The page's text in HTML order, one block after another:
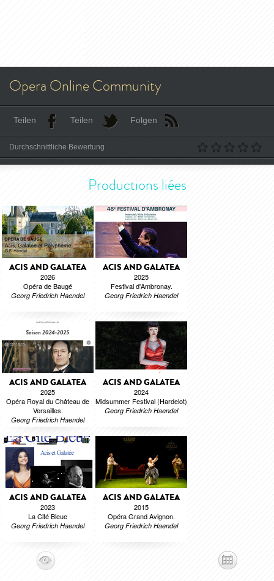
Opera Online Community
Teilen Teilen Folgen
Durchschnittliche Bewertung
Productions liées
ACIS AND GALATEA
2026
Opéra de Baugé
Georg Friedrich Haendel
ACIS AND GALATEA
2025
Festival d'Ambronay.
Georg Friedrich Haendel
ACIS AND GALATEA
2025
Opéra Royal du Château de
Versailles.
Georg Friedrich Haendel
ACIS AND GALATEA
2024
Midsummer Festival (Hardelot)
Georg Friedrich Haendel
ACIS AND GALATEA
2023
La Cité Bleue
Georg Friedrich Haendel
ACIS AND GALATEA
2015
Opéra Grand Avignon.
Georg Friedrich Haendel